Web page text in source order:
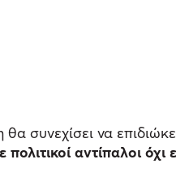
συνεχίσει να
αντίπαλοι όχι